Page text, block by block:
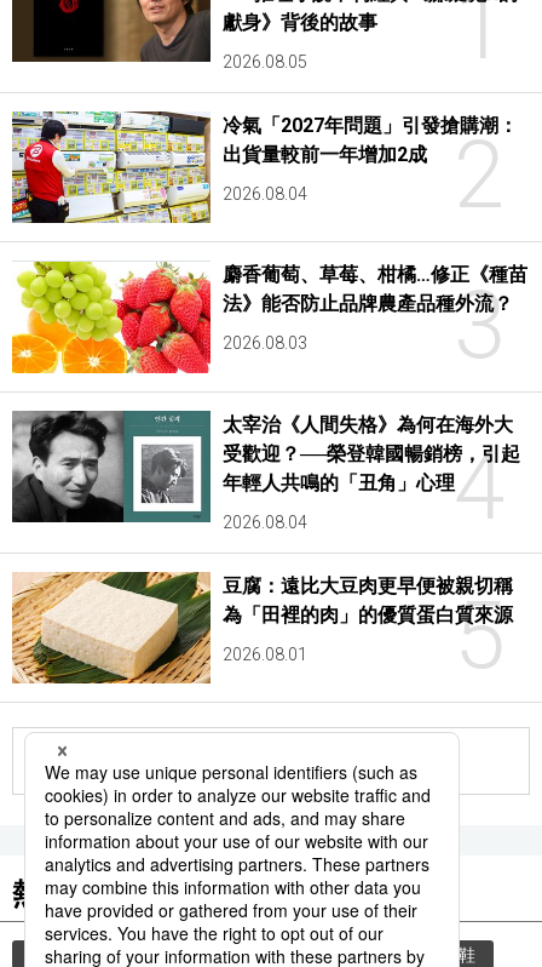
1
獻身》背後的故事
2026.08.05
2
冷氣「2027年問題」引發搶購潮：
出貨量較前一年增加2成
2026.08.04
3
麝香葡萄、草莓、柑橘…修正《種苗
法》能否防止品牌農產品種外流？
2026.08.03
4
太宰治《人間失格》為何在海外大
受歡迎？──榮登韓國暢銷榜，引起
年輕人共鳴的「丑角」心理
2026.08.04
5
豆腐：遠比大豆肉更早便被親切稱
為「田裡的肉」的優質蛋白質來源
2026.08.01
熱門關鍵詞
教育 住宅 禮儀 玄關 禮貌 脫鞋